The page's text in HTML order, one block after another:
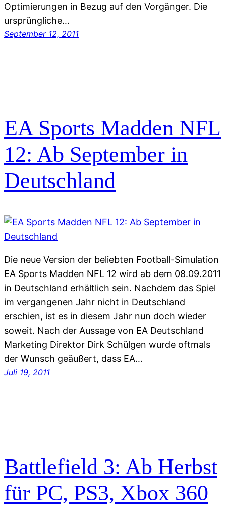
Optimierungen in Bezug auf den Vorgänger. Die
ursprüngliche…
September 12, 2011
EA Sports Madden NFL
12: Ab September in
Deutschland
Die neue Version der beliebten Football-Simulation
EA Sports Madden NFL 12 wird ab dem 08.09.2011
in Deutschland erhältlich sein. Nachdem das Spiel
im vergangenen Jahr nicht in Deutschland
erschien, ist es in diesem Jahr nun doch wieder
soweit. Nach der Aussage von EA Deutschland
Marketing Direktor Dirk Schülgen wurde oftmals
der Wunsch geäußert, dass EA…
Juli 19, 2011
Battlefield 3: Ab Herbst
für PC, PS3, Xbox 360